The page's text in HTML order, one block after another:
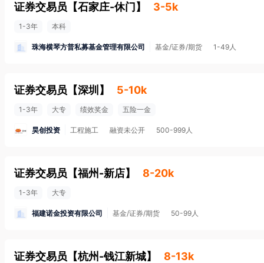
证券交易员 【石家庄-休门 】 3-5k
1-3年 本科
珠海横琴方普私募基金管理有限公司 基金/证券/期货 1-49人
证券交易员 【深圳 】 5-10k
1-3年 大专 绩效奖金 五险一金
昊创投资 工程施工 融资未公开 500-999人
证券交易员 【福州-新店】 8-20k
1-3年 大专
福建诺金投资有限公司 基金/证券/期货 50-99人
证券交易员 【杭州-钱江新城】 8-13k